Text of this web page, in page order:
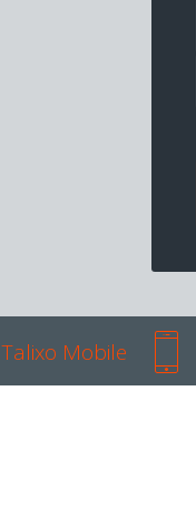
Talixo Mobile